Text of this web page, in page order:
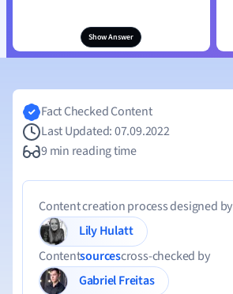
Show Answer
Fact Checked Content
Last Updated: 07.09.2022
9 min reading time
Content creation process designed by
Lily Hulatt
Contentsourcescross-checked by
Gabriel Freitas